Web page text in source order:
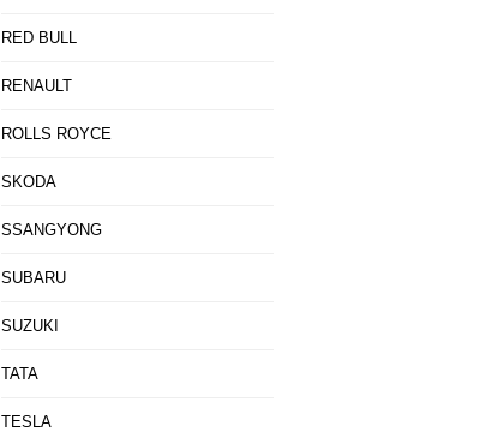
RED BULL
RENAULT
ROLLS ROYCE
SKODA
SSANGYONG
SUBARU
SUZUKI
TATA
TESLA